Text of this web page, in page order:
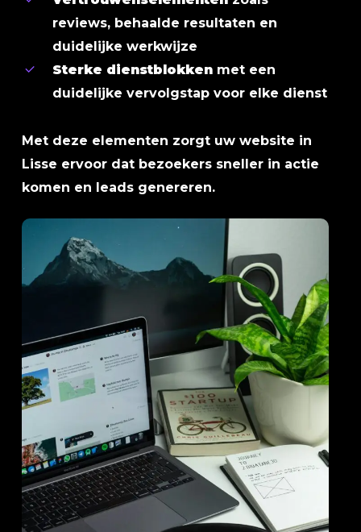
reviews, behaalde resultaten en
duidelijke werkwijze
Sterke dienstblokkenmet een
duidelijke vervolgstap voor elke dienst
Met deze elementen zorgt uw website in
Lisse ervoor dat bezoekers sneller in actie
komen en leads genereren.